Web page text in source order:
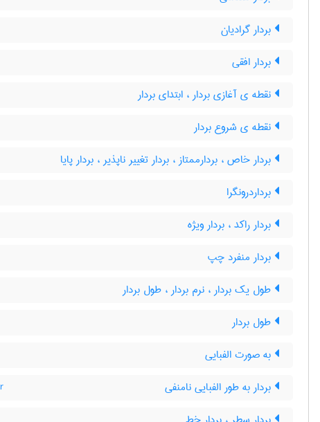
بردار گرادیان
بردار افقی
نقطه ی آغازی بردار ، ابتدای بردار
نقطه ی شروع بردار
بردار خاص ، بردارممتاز ، بردار تغییر ناپذیر ، بردار پایا
برداردرونگرا
بردار راکد ، بردار ویژه
بردار منفرد چپ
طول یک بردار ، نرم بردار ، طول بردار
طول بردار
به صورت الفبایی
بردار به طور الفبایی نامنفی